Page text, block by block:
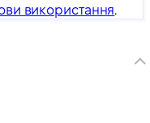
використання.